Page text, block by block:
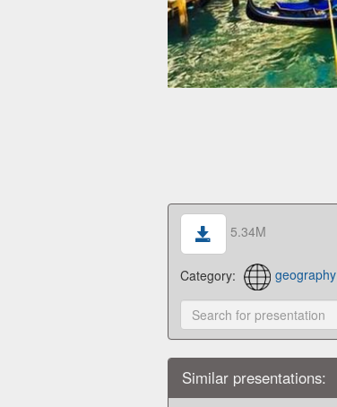
5.34M
Category: geography
Similar presentations: